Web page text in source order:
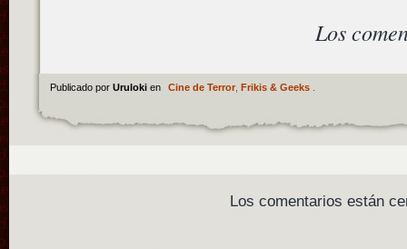
Los
Publicado por Uruloki en Cine de Terror, Frikis & Geeks.
Los comentarios están